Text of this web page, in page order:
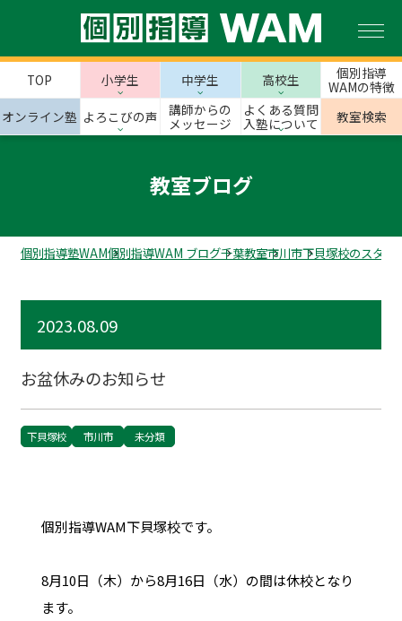
TOP 小学生 中学生 高校生
個別指導
WAMの特徴
オンライン塾 よろこびの声
講師からの
メッセージ
よくある質問
入塾について
教室検索
教室ブログ
個別指導塾WAM個別指導WAM ブログ千葉教室市川市下貝塚校のスタッ
2023.08.09
お盆休みのお知らせ
下貝塚校 市川市 未分類
個別指導WAM下貝塚校です。
8月10日（木）から8月16日（水）の間は休校となり
ます。